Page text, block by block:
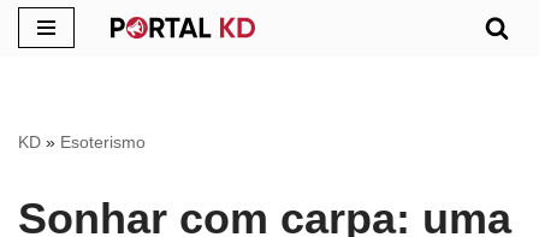
conteúdo
KD » Esoterismo
Sonhar com carpa: uma